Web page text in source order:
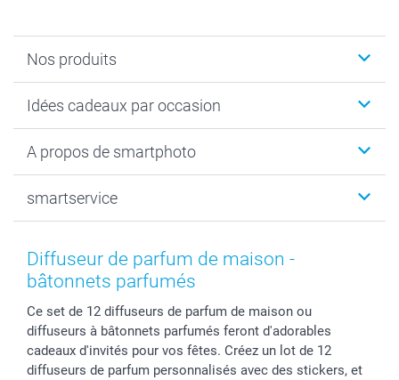
Nos produits
Cadeaux photo
Tirage photo & agrandissement
MyNameBook
Stickers & Etiquettes
Cadres photo, accessoires déco & bonbons
Dénicheur d'idées cadeau
Idées cadeaux par occasion
Anniversaire
Fin d'études
Naissance & baptême
Fête des Pères
Rentrée des classes
Communion
Saint-Valentin
A propos de smartphoto
Durabilité
Conditions
Droit de rétraction
Conditions générales
Vie privée
Gestion des cookies
smartservice
smartgarantie
smartbonus
Modes de paiement
Modes de livraison
Grandes Quantités
Diffuseur de parfum de maison -
bâtonnets parfumés
Ce set de 12 diffuseurs de parfum de maison ou
diffuseurs à bâtonnets parfumés feront d'adorables
cadeaux d'invités pour vos fêtes. Créez un lot de 12
diffuseurs de parfum personnalisés avec des stickers, et